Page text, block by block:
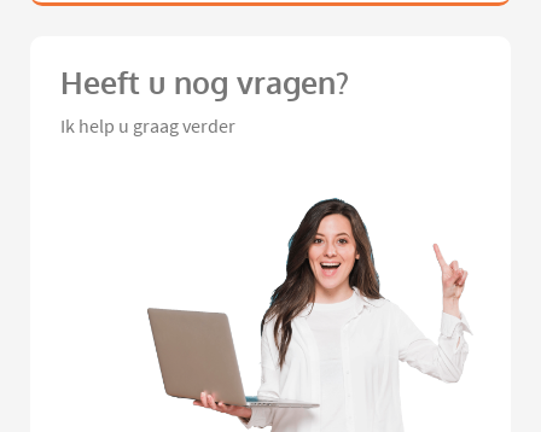
Heeft u nog vragen?
Ik help u graag verder